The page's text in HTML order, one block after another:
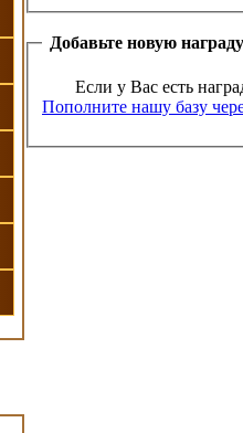
Добавьте новую награду
Если у Вас есть
Пополните нашу базу